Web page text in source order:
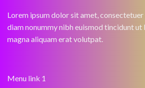
Lorem ipsum dolor sit amet,
diam nonummy nibh euismod tincidunt
magna aliquam erat volutpat.
Menu link 1